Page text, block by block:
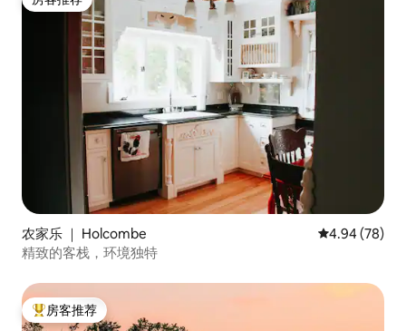
房客推荐
农家乐 ｜ Holcombe 平均评分 4.94
4.94 (78)
精致的客栈，环境独特
热门「房客推荐」
房客推荐